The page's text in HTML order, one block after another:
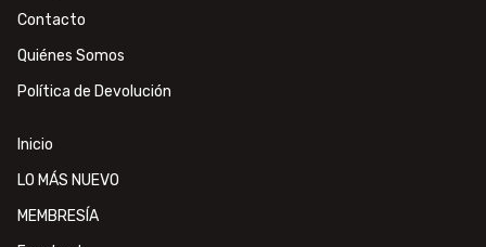
Contacto
Quiénes Somos
Política de Devolución
Inicio
LO MÁS NUEVO
MEMBRESÍA